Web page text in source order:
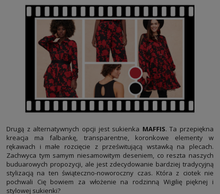
Drugą z alternatywnych opcji jest sukienka MAFFIS. Ta przepiękna
kreacja ma falbankę, transparentne, koronkowe elementy w
rękawach i małe rozcięcie z prześwitującą wstawką na plecach.
Zachwyca tym samym niesamowitym deseniem, co reszta naszych
buduarowych propozycji, ale jest zdecydowanie bardziej tradycyjną
stylizacją na ten świąteczno-noworoczny czas. Która z ciotek nie
pochwali Cię bowiem za włożenie na rodzinną Wigilię pięknej i
stylowej sukienki?